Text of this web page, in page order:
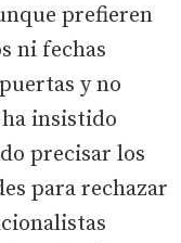
prefieren
ni fechas
y no
insistido
precisar los
para rechazar